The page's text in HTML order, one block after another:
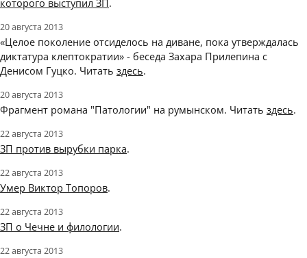
которого выступил ЗП .
20 августа 2013
«Целое поколение отсиделось на диване, пока утверждалась
диктатура клептократии» - беседа Захара Прилепина с
Денисом Гуцко. Читать здесь.
20 августа 2013
Фрагмент романа "Патологии" на румынском. Читать здесь.
22 августа 2013
ЗП против вырубки парка.
22 августа 2013
Умер Виктор Топоров.
22 августа 2013
ЗП о Чечне и филологии.
22 августа 2013